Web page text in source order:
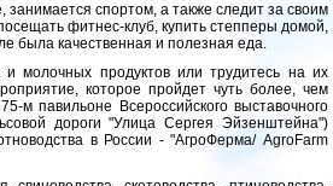
спортом, а также следит за своим
фитнес-клуб, купить степперы домой,
была качественная и полезная еда.
молочных продуктов или трудитесь на их
которое пройдет чуть более, чем
павильоне Всероссийского выставочного
дороги "Улица Сергея Эйзенштейна")
в России - "АгроФерма/ АgroFarm